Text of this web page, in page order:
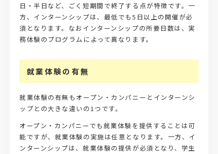
日・半日など、ごく短期間で終了する点が特徴です。一
方、インターンシップは、最低でも5日以上の開催が必
須となります。なおインターンシップの所要日数は、実
務体験のプログラムによって異なります。
就業体験の有無
就業体験の有無もオープン・カンパニーとインターンシ
ップとの大きな違いの1つです。
オープン・カンパニーでも就業体験を提供することは可
能ですが、就業体験の実施は任意となります。一方、イ
ンターンシップは、就業体験の提供が必須となり、学生